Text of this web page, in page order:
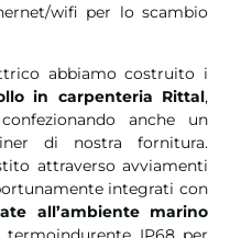
wifi per lo scambio
abbiamo costruito i
in carpenteria Rittal,
anche un
di nostra fornitura.
attraverso avviamenti
integrati con
all’ambiente marino